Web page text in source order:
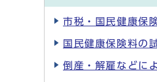
市税・国民健康保
国民健康保険料の
倒産・解雇などに